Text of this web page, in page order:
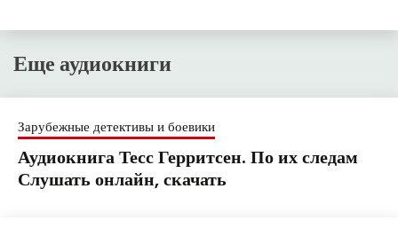
Еще аудиокниги
Зарубежные детективы и боевики
Аудиокнига Тесс Герритсен. По их следам
Слушать онлайн, скачать